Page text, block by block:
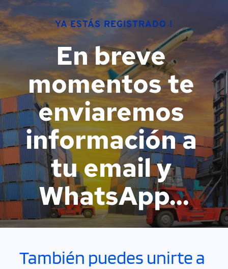
Skip
to
content
YA ESTÁS REGISTRADO !
En breve
momentos te
enviaremos
información a
tu email y
WhatsApp...
También puedes unirte a